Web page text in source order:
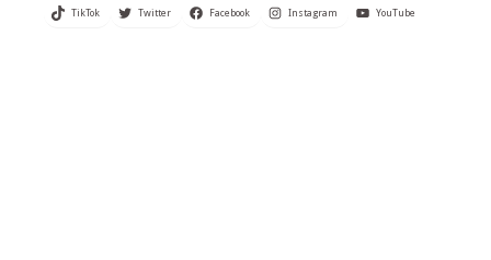
TikTok Twitter Facebook Instagram YouTube